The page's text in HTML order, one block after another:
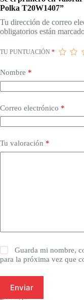
Polka T20W1407”
Tu dirección de correo
obligatorios están
TU PUNTUACIÓN *
Nombre *
Correo electrónico *
Tu valoración *
Guarda mi nombre,
para la próxima vez que
Enviar